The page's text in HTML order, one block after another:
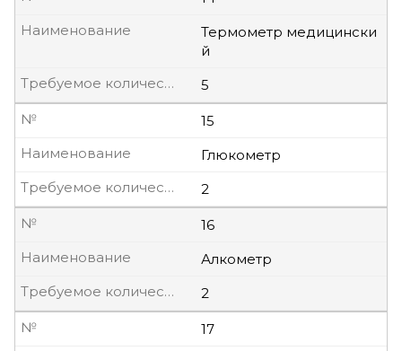
Термометр медицински
й
Наименование
5
Требуемое количество, шт
15
№
Глюкометр
Наименование
2
Требуемое количество, шт
16
№
Алкометр
Наименование
2
Требуемое количество, шт
17
№